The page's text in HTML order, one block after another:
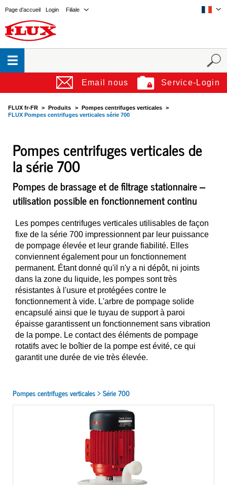
Filiale
Login
Page d’accueil
Service-Login
Email nous
FLUX fr-FR Produits
Pompes centrifuges verticales
FLUX Pompes centrifuges verticales série 700
Pompes centrifuges verticales de
la série 700
Pompes de brassage et de filtrage stationnaire ‒
utilisation possible en fonctionnement continu
Les pompes centrifuges verticales utilisables de façon
fixe de la série 700 impressionnent par leur puissance
de pompage élevée et leur grande fiabilité. Elles
conviennent également pour un fonctionnement
permanent. Étant donné qu'il n'y a ni dépôt, ni joints
dans la zone du liquide, les pompes sont très
résistantes à l'usure et protégées contre le
fonctionnement à vide. L'arbre de pompage solide
encapsulé ainsi que le tuyau de support à paroi
épaisse garantissent un fonctionnement sans vibration
de la pompe. Le contact des éléments de pompage
rotatifs avec le boîtier de la pompe est évité, ce qui
garantit une durée de vie très élevée.
Pompes centrifuges verticales > Série 700